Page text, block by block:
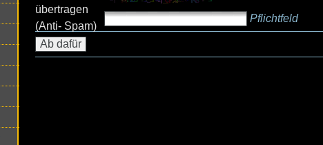
übertragen
(Anti- Spam)
Pflichtfeld